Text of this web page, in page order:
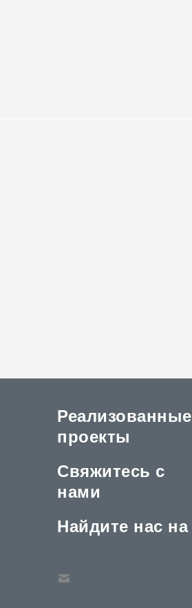
Реализованные
проекты
Свяжитесь с
нами
Найдите нас на